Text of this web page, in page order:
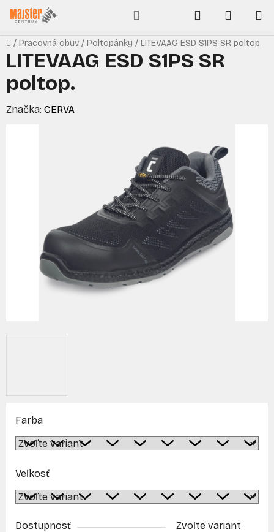
Prejsť
na
obsah
Hľadať
KOŠÍK
Domov
/ Pracovná obuv / Poltopánky / LITEVAAG ESD S1PS SR poltop.
Farba
Veľkosť
Dostupnosť
Zvoľte variant
LITEVAAG ESD S1PS SR
poltop.
Značka: CERVA